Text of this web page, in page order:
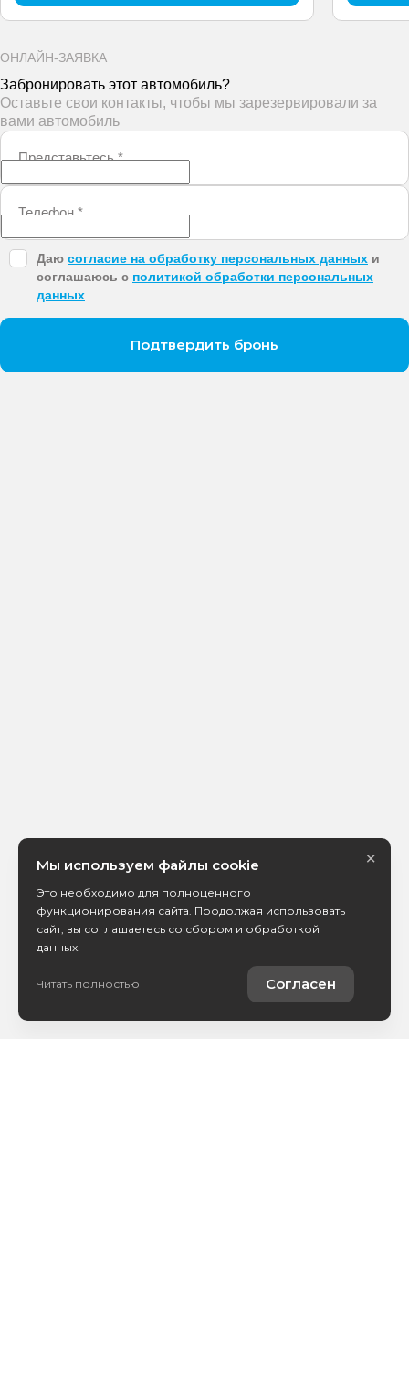
ОНЛАЙН-ЗАЯВКА
Забронировать этот автомобиль?
Оставьте свои контакты, чтобы мы зарезервировали за
вами автомобиль
Представьтесь*
Телефон*
Даю согласие на обработку персональных данных и
соглашаюсь с политикой обработки персональных
данных
Подтвердить бронь
Мы используем файлы cookie
Это необходимо для полноценного
функционирования сайта. Продолжая использовать
сайт, вы соглашаетесь со сбором и обработкой
данных.
Читать полностью Согласен
×